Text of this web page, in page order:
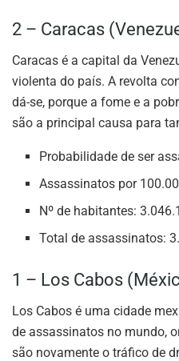
2 – Caracas
Caracas é a capital da
violenta do país. A revolta
dá-se, porque a fome e a
são a principal causa para
Probabilidade de ser
Assassinatos por
Nº de habitantes:
Total de assassinatos:
1 – Los Cabos
Los Cabos é uma cidade
de assassinatos no mundo,
são novamente o tráfico de